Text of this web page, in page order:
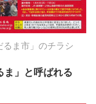
るま市」のチラシ
ま」と呼ばれる